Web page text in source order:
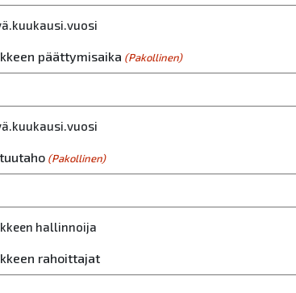
päättymisaika (Pakollinen)
(Pakollinen)
hallinnoija
rahoittajat